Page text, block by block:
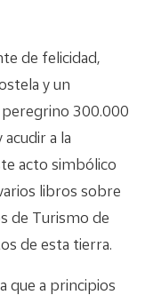
de felicidad,
y un
300.000
a la
acto simbólico
libros sobre
de Turismo de
de esta tierra.
que a principios